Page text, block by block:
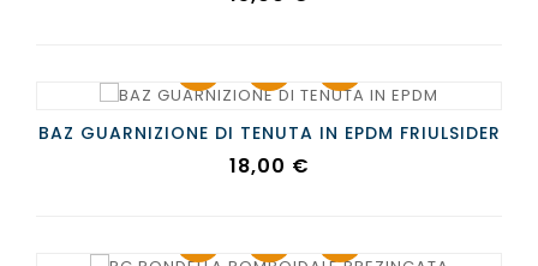
BAZ GUARNIZIONE DI TENUTA IN EPDM FRIULSIDER
Prezzo
18,00 €